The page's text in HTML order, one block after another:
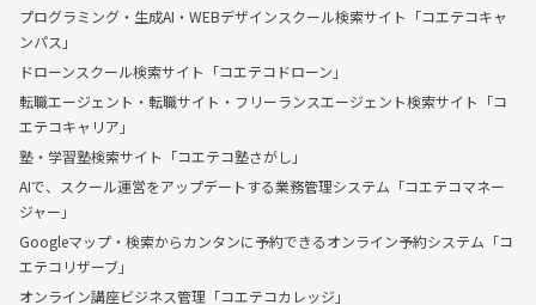
プログラミング・生成AI・WEBデザインスクール検索サイト「コエテコキャ
ンパス」
ドローンスクール検索サイト「コエテコドローン」
転職エージェント・転職サイト・フリーランスエージェント検索サイト「コ
エテコキャリア」
塾・学習塾検索サイト「コエテコ塾さがし」
AIで、スクール運営をアップデートする業務管理システム「コエテコマネー
ジャー」
Googleマップ・検索からカンタンに予約できるオンライン予約システム「コ
エテコリザーブ」
オンライン講座ビジネス管理「コエテコカレッジ」